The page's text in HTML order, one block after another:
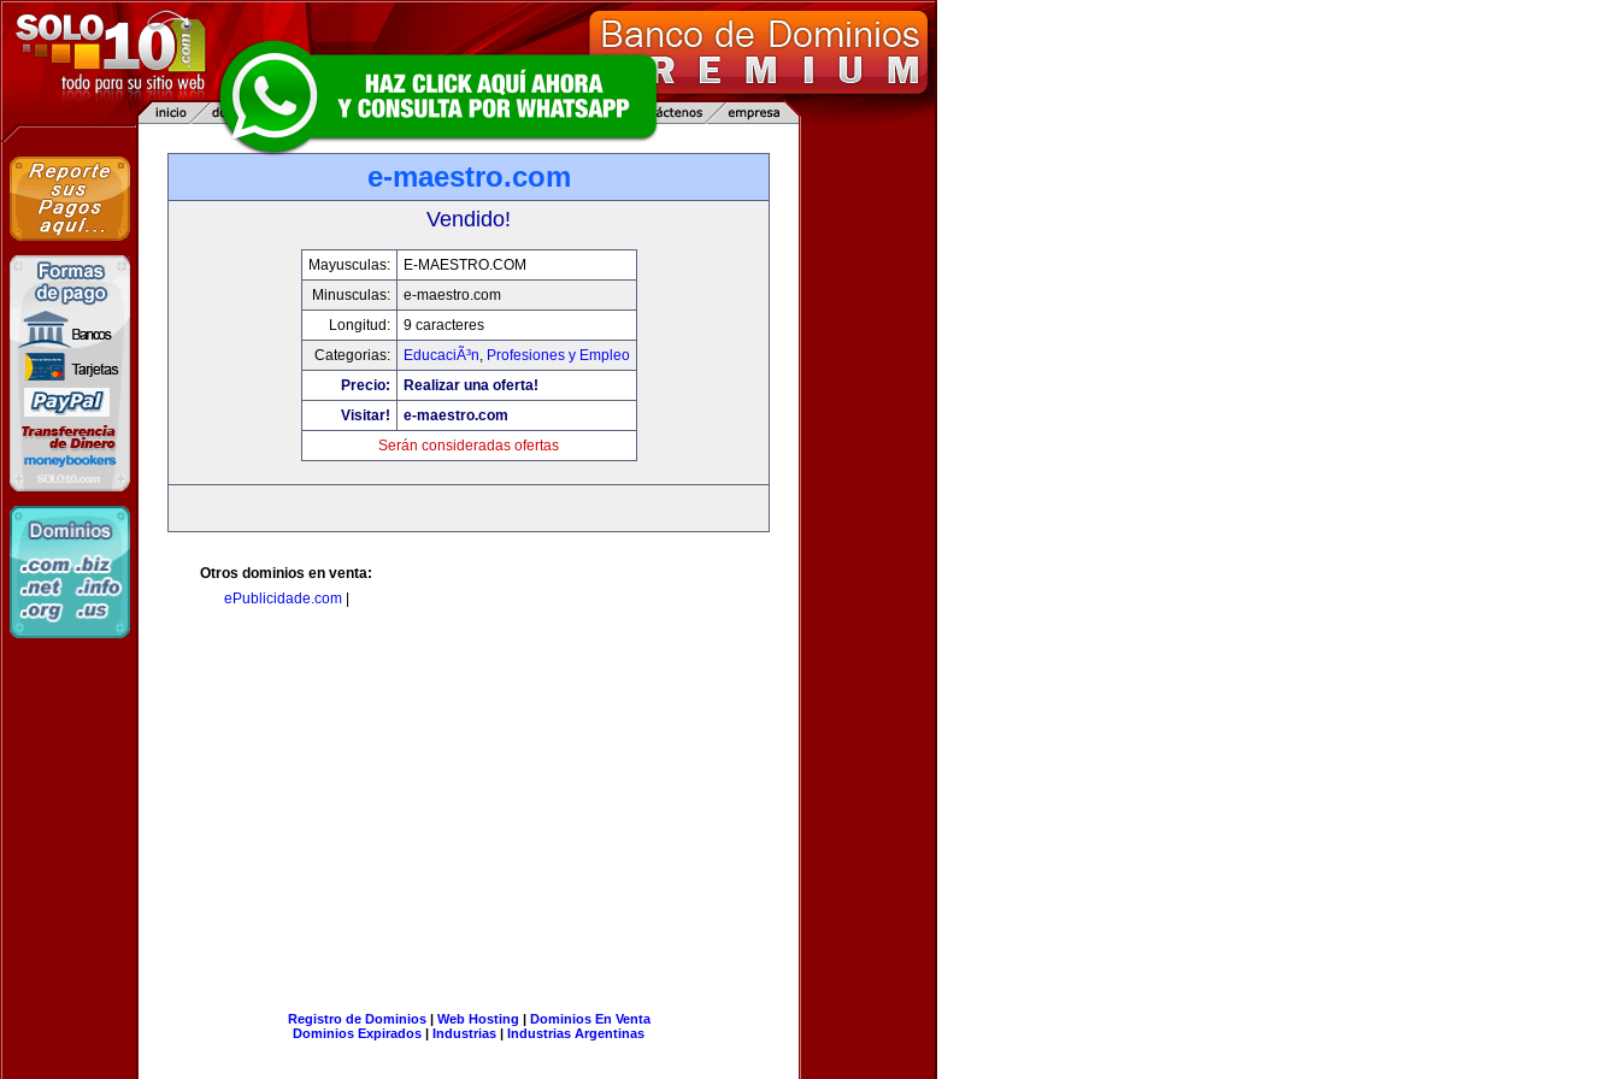
e-maestro.com
Vendido!
Mayusculas:
E-MAESTRO.COM
Minusculas:
e-maestro.com
Longitud:
9 caracteres
Categorias:
EducaciÃ³n, Profesiones y Empleo
Precio:
Realizar una oferta!
Visitar!
e-maestro.com
Serán consideradas ofertas
Otros dominios en venta:
ePublicidade.com|
Registro de Dominios| Web Hosting | Dominios En Venta
Dominios Expirados | Industrias | Industrias Argentinas